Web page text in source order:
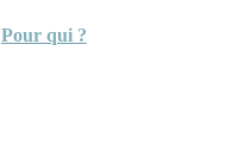
Pour qui ?